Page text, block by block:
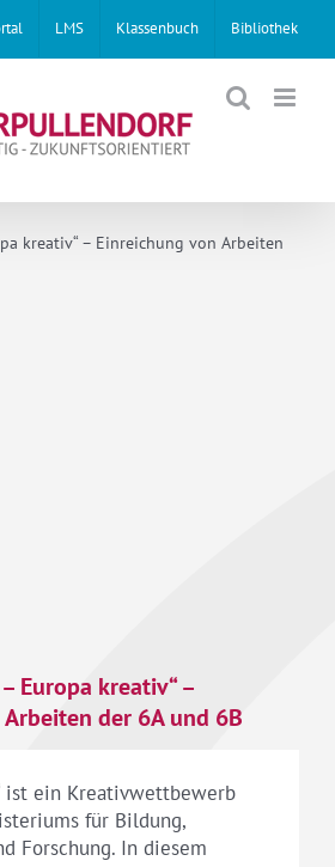
LMS Klassenbuch Bibliothek
kreativ“ – Einreichung von Arbeiten
Europa kreativ“ –
der 6A und 6B
ist ein Kreativwettbewerb
für Bildung,
Forschung. In diesem